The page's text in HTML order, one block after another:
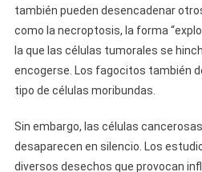
también pueden desencadenar
como la necroptosis, la forma
la que las células tumorales se
encogerse. Los fagocitos también
tipo de células moribundas.
Sin embargo, las células
desaparecen en silencio. Los
diversos desechos que provocan